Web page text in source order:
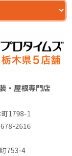
・屋根専門店
1798-1
2616
753-4